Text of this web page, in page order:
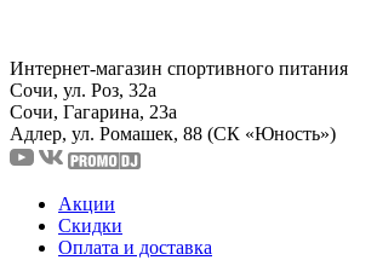
Интернет-магазин спортивного питания
Сочи, ул. Роз, 32а
Сочи, Гагарина, 23а
Адлер, ул. Ромашек, 88 (СК «Юность»)
Акции
Скидки
Оплата и доставка